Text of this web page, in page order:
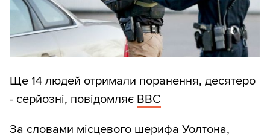
Ще 14 людей отримали поранення, десятеро
- серйозні, повідомляє BBC
За словами місцевого шерифа Уолтона,